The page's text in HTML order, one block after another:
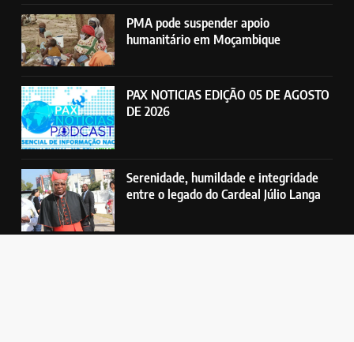
PMA pode suspender apoio
humanitário em Moçambique
PAX NOTICIAS EDIÇÃO 05 DE AGOSTO
DE 2026
Serenidade, humildade e integridade
entre o legado do Cardeal Júlio Langa